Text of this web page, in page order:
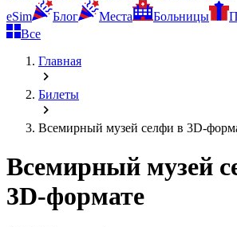
eSim
Блог Места Больницы
Все
Главная
Билеты
Всемирный музей селфи в 3D-
Всемирный музей
3D-формате